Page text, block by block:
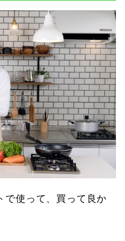
で使って、買って良か